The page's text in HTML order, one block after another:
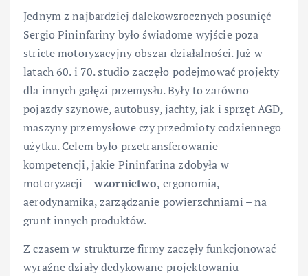
Jednym z najbardziej dalekowzrocznych posunięć
Sergio Pininfariny było świadome wyjście poza
stricte motoryzacyjny obszar działalności. Już w
latach 60. i 70. studio zaczęło podejmować projekty
dla innych gałęzi przemysłu. Były to zarówno
pojazdy szynowe, autobusy, jachty, jak i sprzęt AGD,
maszyny przemysłowe czy przedmioty codziennego
użytku. Celem było przetransferowanie
kompetencji, jakie Pininfarina zdobyła w
motoryzacji –wzornictwo, ergonomia,
aerodynamika, zarządzanie powierzchniami – na
grunt innych produktów.
Z czasem w strukturze firmy zaczęły funkcjonować
wyraźne działy dedykowane projektowaniu